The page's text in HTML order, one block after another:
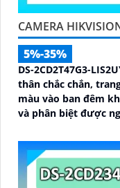
CAMERA
5%-35%
DS-2CD2T47G3-
thân chắc chắn, trang bị chống
màu vào ban đêm
và phân biệt được